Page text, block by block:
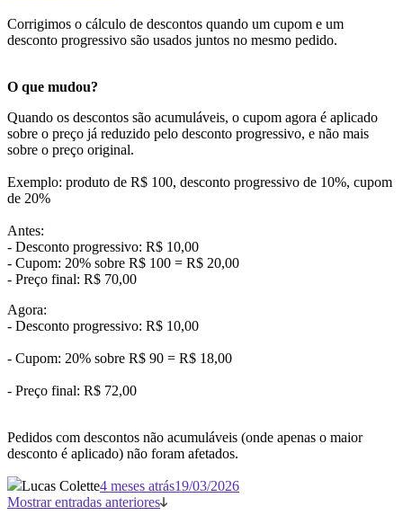
Corrigimos o cálculo de descontos quando um cupom e um
desconto progressivo são usados juntos no mesmo pedido.
O que mudou?
Quando os descontos são acumuláveis, o cupom agora é aplicado
sobre o preço já reduzido pelo desconto progressivo, e não mais
sobre o preço original.
Exemplo: produto de R$ 100, desconto progressivo de 10%, cupom
de 20%
Antes:
- Desconto progressivo: R$ 10,00
- Cupom: 20% sobre R$ 100 = R$ 20,00
- Preço final: R$ 70,00
Agora:
- Desconto progressivo: R$ 10,00
- Cupom: 20% sobre R$ 90 = R$ 18,00
- Preço final: R$ 72,00
Pedidos com descontos não acumuláveis (onde apenas o maior
desconto é aplicado) não foram afetados.
Lucas Colette4 meses atrás19/03/2026
Mostrar entradas anteriores